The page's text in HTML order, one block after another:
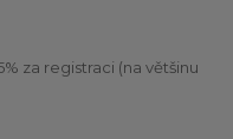
za registraci (na většinu